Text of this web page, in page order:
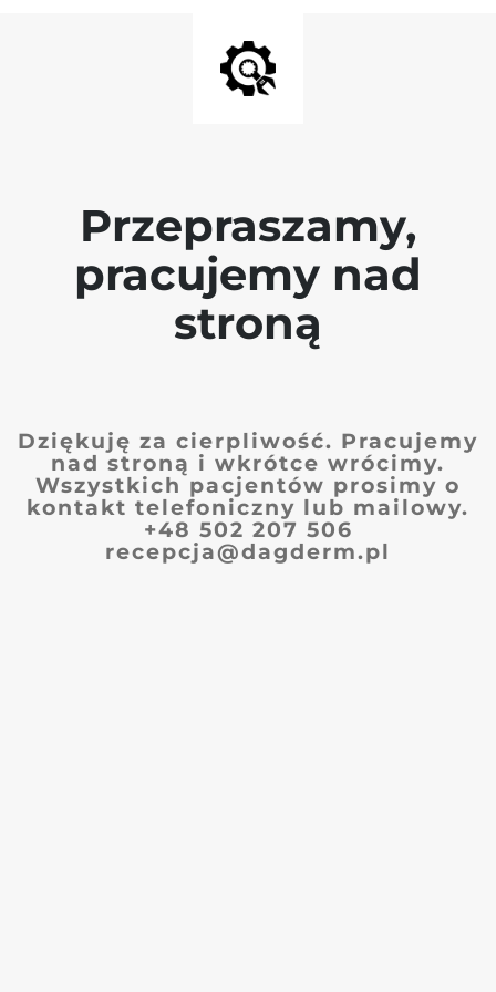
Przepraszamy,
pracujemy nad
stroną
Dziękuję za cierpliwość. Pracujemy
nad stroną i wkrótce wrócimy.
Wszystkich pacjentów prosimy o
kontakt telefoniczny lub mailowy.
+48 502 207 506
recepcja@dagderm.pl